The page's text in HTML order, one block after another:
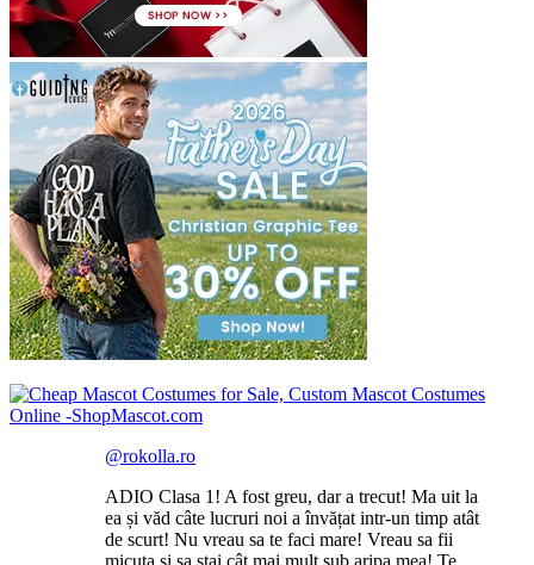
@rokolla.ro
ADIO Clasa 1! A fost greu, dar a trecut! Ma uit la
ea și văd câte lucruri noi a învățat intr-un timp atât
de scurt! Nu vreau sa te faci mare! Vreau sa fii
micuța și sa stai cât mai mult sub aripa mea! Te